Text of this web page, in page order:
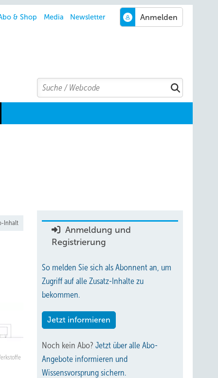
& Shop Media Newsletter
Search
Suchen
Inhalt
Anmeldung und
Registrierung
So melden Sie sich als Abonnent an, um
Zugriff auf alle Zusatz-Inhalte zu
bekommen.
Jetzt informieren
Noch kein Abo? Jetzt über alle Abo-
Angebote informieren und
Wissensvorsprung sichern.